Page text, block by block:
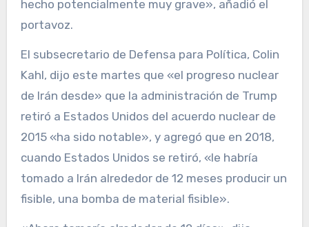
hecho potencialmente muy grave», añadió el
portavoz.
El subsecretario de Defensa para Política, Colin
Kahl, dijo este martes que «el progreso nuclear
de Irán desde» que la administración de Trump
retiró a Estados Unidos del acuerdo nuclear de
2015 «ha sido notable», y agregó que en 2018,
cuando Estados Unidos se retiró, «le habría
tomado a Irán alrededor de 12 meses producir un
fisible, una bomba de material fisible».